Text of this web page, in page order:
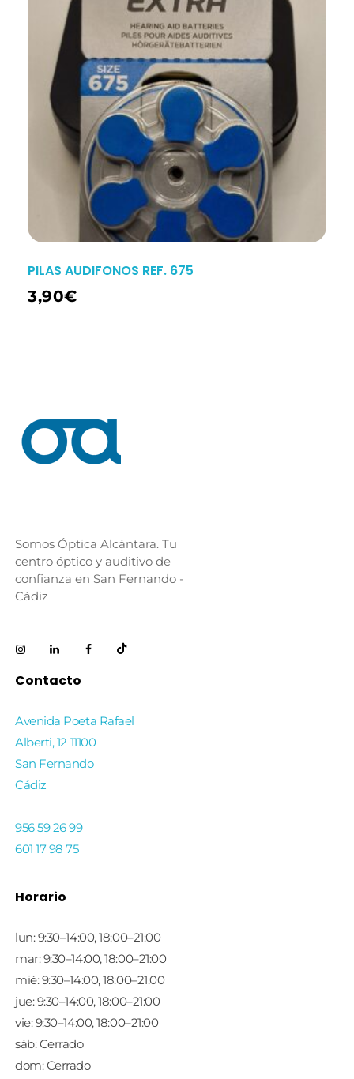
PILAS AUDIFONOS REF. 675
3,90€
Somos Óptica Alcántara. Tu
centro óptico y auditivo de
confianza en San Fernando -
Cádiz
Contacto
Avenida Poeta Rafael
Alberti, 12 11100
San Fernando
Cádiz
956 59 26 99
601 17 98 75
Horario
lun: 9:30–14:00, 18:00–21:00
mar: 9:30–14:00, 18:00–21:00
mié: 9:30–14:00, 18:00–21:00
jue: 9:30–14:00, 18:00–21:00
vie: 9:30–14:00, 18:00–21:00
sáb: Cerrado
dom: Cerrado